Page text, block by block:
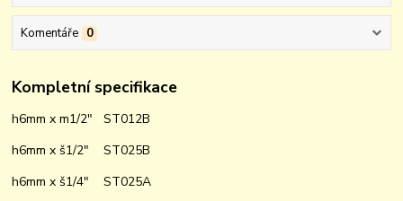
Komentáře 0
Kompletní specifikace
h6mm x m1/2" ST012B
h6mm x š1/2" ST025B
h6mm x š1/4" ST025A